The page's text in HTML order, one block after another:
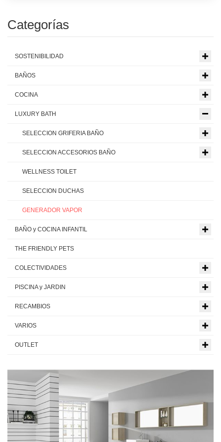
Categorías
SOSTENIBILIDAD
BAÑOS
COCINA
LUXURY BATH
SELECCION GRIFERIA BAÑO
SELECCION ACCESORIOS BAÑO
WELLNESS TOILET
SELECCION DUCHAS
GENERADOR VAPOR
BAÑO y COCINA INFANTIL
THE FRIENDLY PETS
COLECTIVIDADES
PISCINA y JARDIN
RECAMBIOS
VARIOS
OUTLET